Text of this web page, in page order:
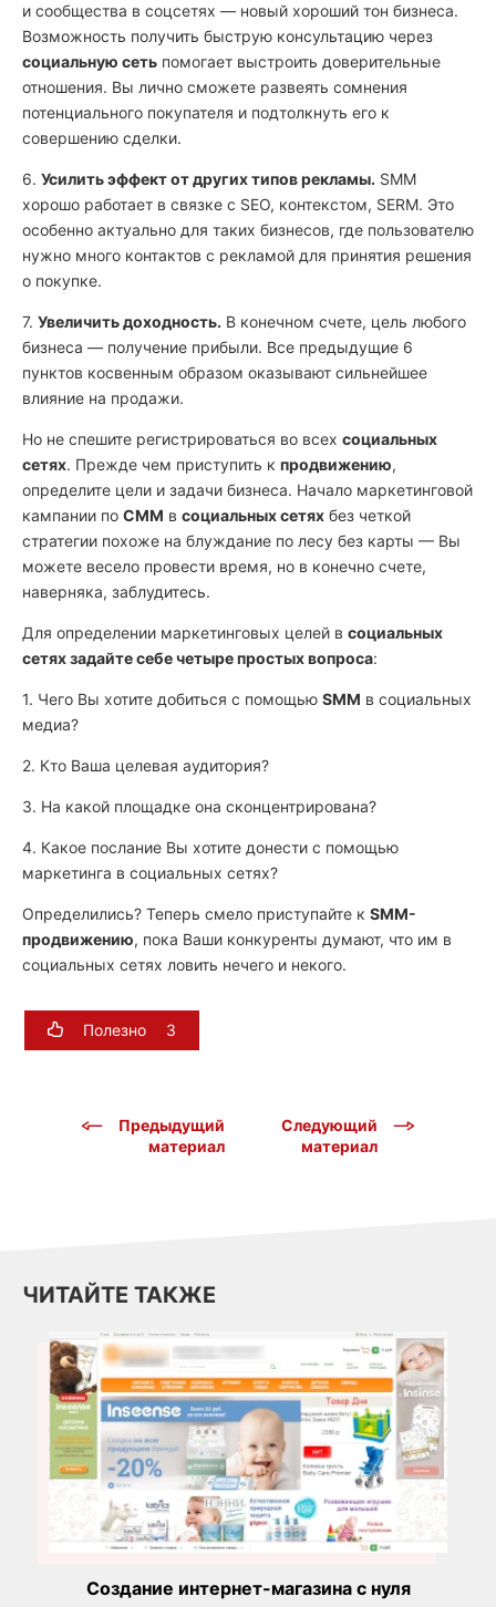
и сообщества в соцсетях — новый хороший тон бизнеса.
Возможность получить быструю консультацию через
социальную сеть помогает выстроить доверительные
отношения. Вы лично сможете развеять сомнения
потенциального покупателя и подтолкнуть его к
совершению сделки.
6. Усилить эффект от других типов рекламы. SMM
хорошо работает в связке с SEO, контекстом, SERM. Это
особенно актуально для таких бизнесов, где пользователю
нужно много контактов с рекламой для принятия решения
о покупке.
7. Увеличить доходность. В конечном счете, цель любого
бизнеса — получение прибыли. Все предыдущие 6
пунктов косвенным образом оказывают сильнейшее
влияние на продажи.
Но не спешите регистрироваться во всех социальных
сетях. Прежде чем приступить к продвижению,
определите цели и задачи бизнеса. Начало маркетинговой
кампании по СММ в социальных сетях без четкой
стратегии похоже на блуждание по лесу без карты — Вы
можете весело провести время, но в конечно счете,
наверняка, заблудитесь.
Для определении маркетинговых целей в социальных
сетях задайте себе четыре простых вопроса:
1. Чего Вы хотите добиться с помощью SMM в социальных
медиа?
2. Кто Ваша целевая аудитория?
3. На какой площадке она сконцентрирована?
4. Какое послание Вы хотите донести с помощью
маркетинга в социальных сетях?
Определились? Теперь смело приступайте к SMM-
продвижению, пока Ваши конкуренты думают, что им в
социальных сетях ловить нечего и некого.
Полезно 3
Предыдущий
материал
Следующий
материал
ЧИТАЙТЕ ТАКЖЕ
Создание интернет-магазина с нуля